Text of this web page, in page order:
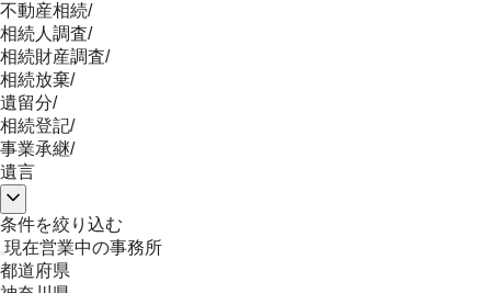
不動産相続/
相続人調査/
相続財産調査/
相続放棄/
遺留分/
相続登記/
事業承継/
遺言
条件を絞り込む
現在営業中の事務所
都道府県